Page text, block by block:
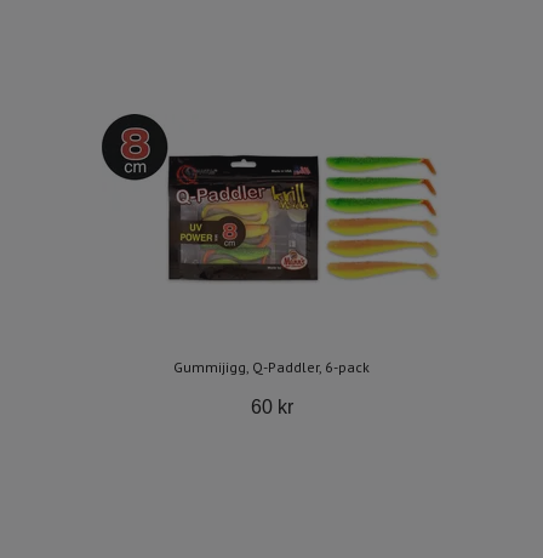
Gummijigg, Q-Paddler, 6-pack
60 kr